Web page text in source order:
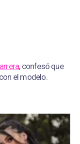
, confesó que
el modelo.